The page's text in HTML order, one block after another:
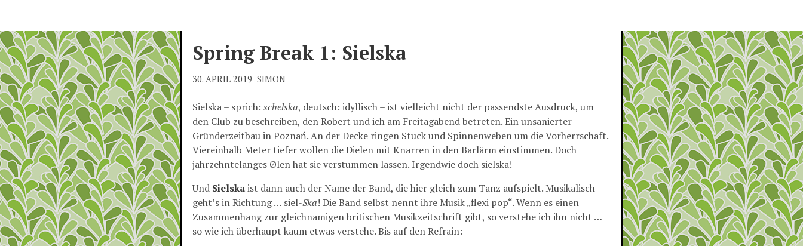
Spring Break 1: Sielska
30. APRIL 2019 SIMON
Sielska – sprich: schelska, deutsch: idyllisch – ist vielleicht nicht der passendste Ausdruck, um
den Club zu beschreiben, den Robert und ich am Freitagabend betreten. Ein unsanierter
Gründerzeitbau in Poznań. An der Decke ringen Stuck und Spinnenweben um die Vorherrschaft.
Viereinhalb Meter tiefer wollen die Dielen mit Knarren in den Barlärm einstimmen. Doch
jahrzehntelanges Ølen hat sie verstummen lassen. Irgendwie doch sielska!
Und Sielskaist dann auch der Name der Band, die hier gleich zum Tanz aufspielt. Musikalisch
geht’s in Richtung … siel-Ska! Die Band selbst nennt ihre Musik „flexi pop“. Wenn es einen
Zusammenhang zur gleichnamigen britischen Musikzeitschrift gibt, so verstehe ich ihn nicht …
so wie ich überhaupt kaum etwas verstehe. Bis auf den Refrain: